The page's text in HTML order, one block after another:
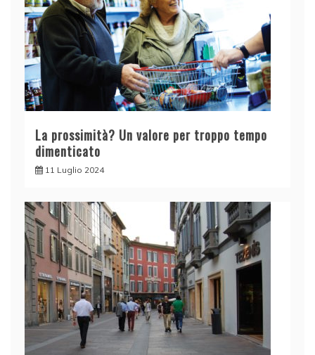
La prossimità? Un valore per troppo tempo
dimenticato
11 Luglio 2024